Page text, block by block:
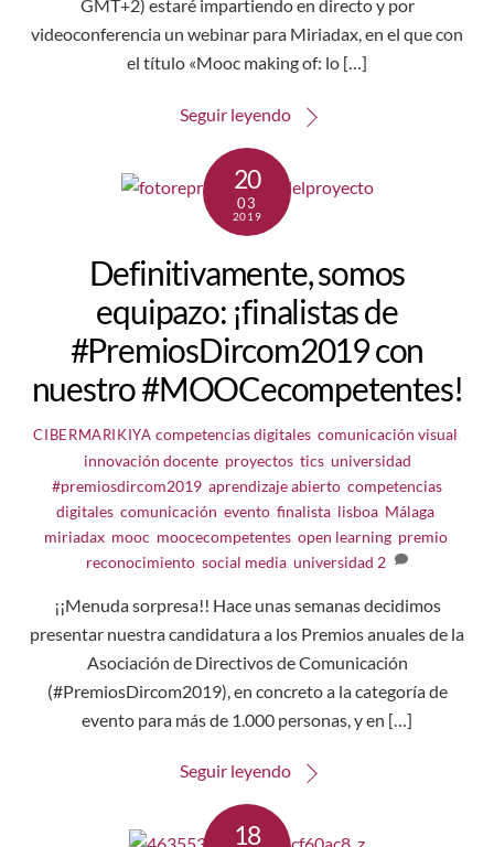
GMT+2) estaré impartiendo en directo y por
videoconferencia un webinar para Miriadax, en el que con
el título «Mooc making of: lo […]
Seguir leyendo
20
03
2019
Definitivamente, somos
equipazo: ¡finalistas de
#PremiosDircom2019 con
nuestro #MOOCecompetentes!
CIBERMARIKIYA competencias digitales, comunicación visual
innovación docente, proyectos, tics, universidad
#premiosdircom2019 aprendizaje abierto competencias
digitales comunicación evento finalista lisboa Málaga
miriadax, mooc moocecompetentes, open learning, premio,
reconocimiento ,social media ,universidad 2
¡¡Menuda sorpresa!! Hace unas semanas decidimos
presentar nuestra candidatura a los Premios anuales de la
Asociación de Directivos de Comunicación
(#PremiosDircom2019), en concreto a la categoría de
evento para más de 1.000 personas, y en […]
Seguir leyendo
18